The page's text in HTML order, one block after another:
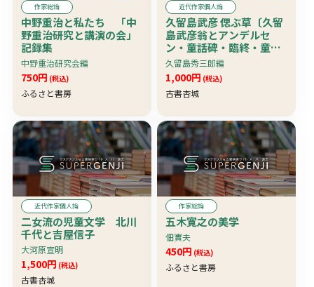
作家総論
中野重治と私たち 「中
野重治研究と講演の会」
記録集
中野重治研究会編
750円 (税込)
ふるさと書房
近代作家個人論
久留島武彦 偲ぶ草〔久留
島武彦翁とアンデルセ
ン・童話碑・臨終・童話
で覚りを得られた武彦先
生他〕
久留島秀三郎編
1,000円 (税込)
古書杏城
近代作家個人論
二女流の児童文学 北川
千代と吉屋信子
大河原宣明
1,500円 (税込)
古書杏城
作家総論
五木寛之の美学
佃實夫
450円 (税込)
ふるさと書房